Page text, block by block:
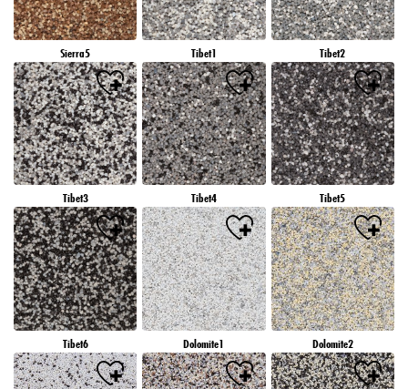
Sierra5 Tibet1 Tibet2
Tibet3 Tibet4 Tibet5
Tibet6 Dolomite1 Dolomite2